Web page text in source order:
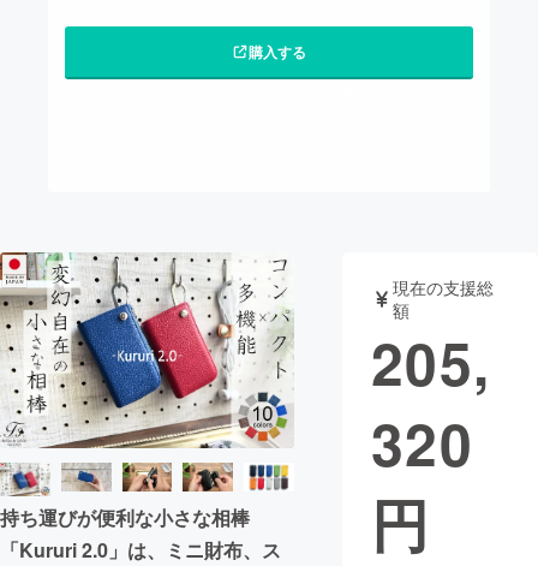
映像・映画 書籍・雑誌
CAMPFIREふるさと納税machi-ya
購入する
持ち運びが便利な小さな相棒
「Kururi 2.0」は、ミニ財布、ス
現在の支援総
額
205,
320
円